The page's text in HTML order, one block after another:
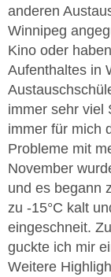
anderen
Winnipeg
Kino oder
Aufenthaltes in
immer sehr viel
immer für mich
Probleme mit
November
und es begann
zu -15°C kalt
eingeschneit.
guckte ich mir
Weitere